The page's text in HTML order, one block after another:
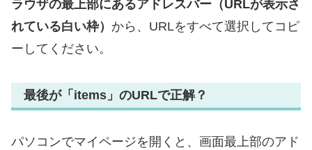
ラウザの最上部にあるアドレスバー（URLが表示さ
れている白い枠） から、URLをすべて選択してコピ
ーしてください。
最後が「items」のURLで正解？
パソコンでマイページを開くと、画面最上部のアド